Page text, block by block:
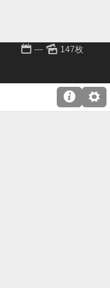
📅 --- 🌄 147枚
⚙
